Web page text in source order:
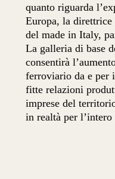
quanto riguarda
Europa, la
del made in Italy,
La galleria di base
consentirà
ferroviario da e per
fitte relazioni
imprese del
in realtà per